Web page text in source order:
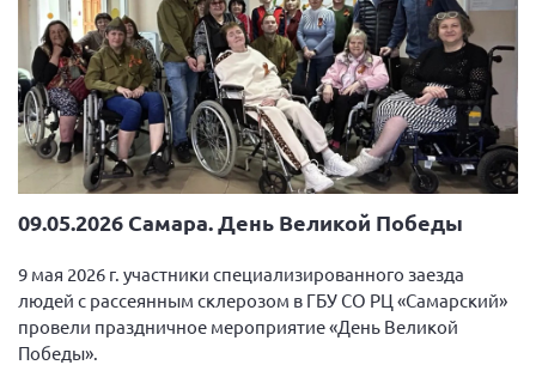
09.05.2026 Самара. День Великой Победы
9 мая 2026 г. участники специализированного заезда
людей с рассеянным склерозом в ГБУ СО РЦ «Самарский»
провели праздничное мероприятие «День Великой
Победы».